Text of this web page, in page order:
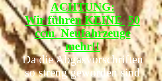
ACHTUNG:
Wir führen KEINE 50
ccm Neufahrzeuge
mehr!!
Da die Abgasvorschriften
so streng geworden sind